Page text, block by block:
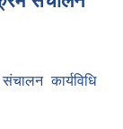
कार्यविधि